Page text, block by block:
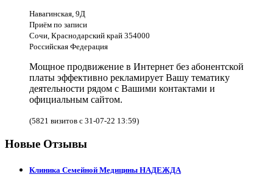
Навагинская, 9Д
Приём по записи
Сочи, Краснодарский край 354000
Российская Федерация
Мощное продвижение в Интернет без абонентской
платы эффективно рекламирует Вашу тематику
деятельности рядом с Вашими контактами и
официальным сайтом.
(5821 визитов с 31-07-22 13:59)
Новые Отзывы
Клиника Семейной Медицины НАДЕЖДА